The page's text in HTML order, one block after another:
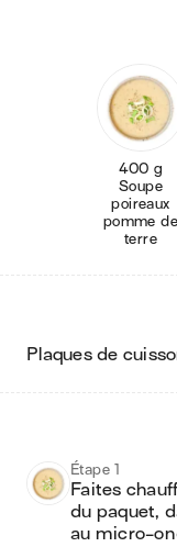
400 g
Soupe
poireaux
pomme de
terre
plaques de
Étape 1
Faites
du paquet,
au micro-